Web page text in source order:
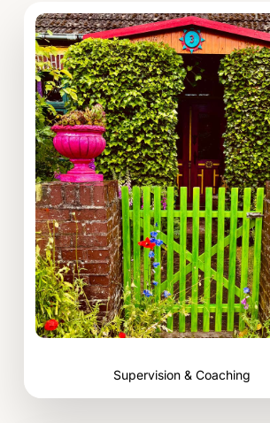
Bereich:
Supervision
und
Coaching
Supervision & Coaching